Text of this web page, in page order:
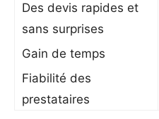
Des devis rapides et
sans surprises
Gain de temps
Fiabilité des
prestataires